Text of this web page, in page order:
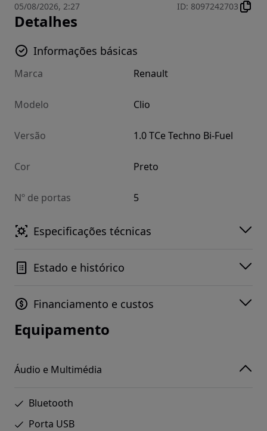
05/08/2026, 2:27 ID: 8097242703
Detalhes
Informações básicas
Marca Renault
Modelo Clio
Versão 1.0 TCe Techno Bi-Fuel
Cor Preto
Nº de portas 5
Especificações técnicas
Estado e histórico
Financiamento e custos
Equipamento
Áudio e Multimédia
Bluetooth
Porta USB